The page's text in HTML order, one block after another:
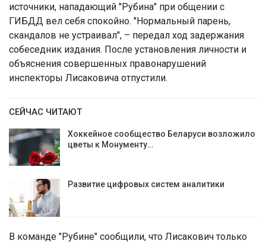
источники, нападающий "Рубина" при общении с
ГИБДД вел себя спокойно. "Нормальный парень,
скандалов не устраивал", – передал ход задержания
собеседник издания. После установления личности и
объяснения совершенных правонарушений
инспекторы Лисаковича отпустили.
СЕЙЧАС ЧИТАЮТ
Хоккейное сообщество Беларуси возложило
цветы к Монументу…
Развитие цифровых систем аналитики
В команде "Рубине" сообщили, что Лисакович только